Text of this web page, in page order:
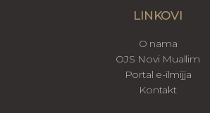
LINKOVI
O nama
OJS Novi Muallim
Portal e-ilmijja
Kontakt